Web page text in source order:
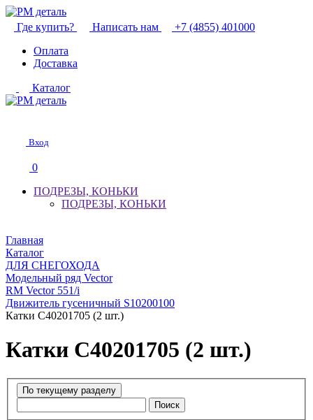
Где купить? Написать нам
+7 (4855) 401000
Оплата
Доставка
Каталог
Вход
0
ПОДРЕЗЫ, КОНЬКИ
ПОДРЕЗЫ, КОНЬКИ
Главная
Каталог
ДЛЯ СНЕГОХОДА
Модельный ряд Vector
RM Vector 551/i
Движитель гусеничный S10200100
Катки C40201705 (2 шт.)
Катки C40201705 (2 шт.)
Поиск